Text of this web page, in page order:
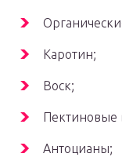
Каротин;
Воск;
Пектиновые
Антоцианы;